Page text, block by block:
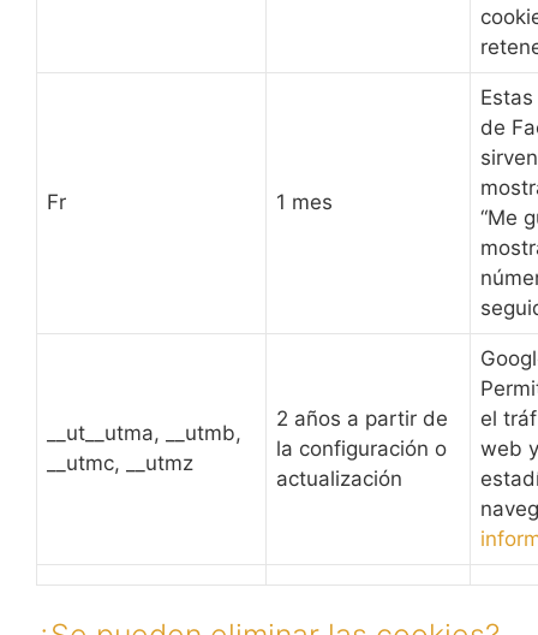
Fr 1 mes
de
“Me
__ut__utma, __utmb,
__utmc, __utmz
2 años a partir de
la configuración o
actualización
el
web